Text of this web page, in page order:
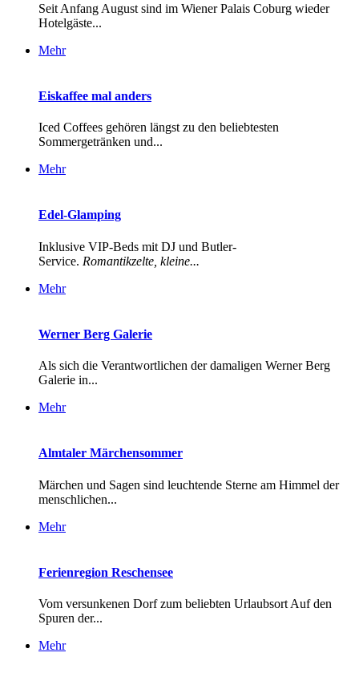
Seit Anfang August sind im Wiener Palais Coburg wieder
Hotelgäste...
Mehr
Eiskaffee mal anders
Iced Coffees gehören längst zu den beliebtesten
Sommergetränken und...
Mehr
Edel-Glamping
Inklusive VIP-Beds mit DJ und Butler-
Service. Romantikzelte, kleine...
Mehr
Werner Berg Galerie
Als sich die Verantwortlichen der damaligen Werner Berg
Galerie in...
Mehr
Almtaler Märchensommer
Märchen und Sagen sind leuchtende Sterne am Himmel der
menschlichen...
Mehr
Ferienregion Reschensee
Vom versunkenen Dorf zum beliebten Urlaubsort Auf den
Spuren der...
Mehr